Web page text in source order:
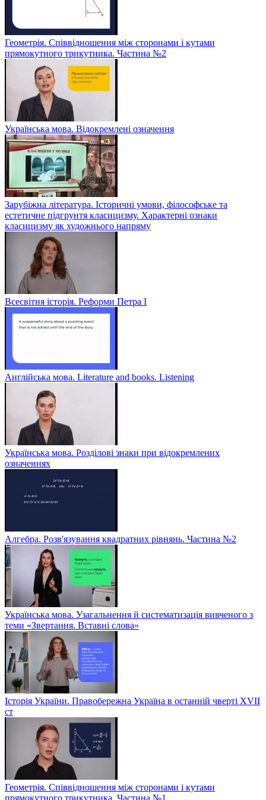
Геометрія. Співвідношення між сторонами і кутами
прямокутного трикутника. Частина №2
Українська мова. Відокремлені означення
Зарубіжна література. Історичні умови, філософське та
естетичне підгрунтя класицизму. Характерні ознаки
класицизму як художнього напряму
Всесвітня історія. Реформи Петра І
Англійська мова. Literature and books. Listening
Українська мова. Розділові знаки при відокремлених
означеннях
Алгебра. Розв'язування квадратних рівнянь. Частина №2
Українська мова. Узагальнення й систематизація вивченого з
теми «Звертання. Вставні слова»
Історія України. Правобережна Україна в останній чверті XVII
ст
Геометрія. Співвідношення між сторонами і кутами
прямокутного трикутника. Частина №1